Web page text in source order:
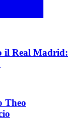
il Real Madrid:
Theo